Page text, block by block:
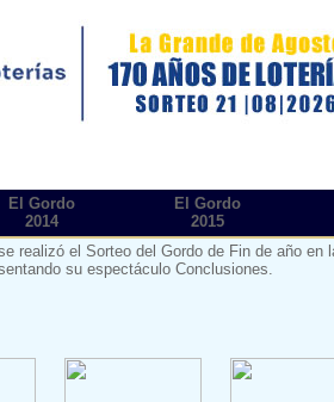
El Gordo
2014
El Gordo
2015
realizó el Sorteo del Gordo de Fin de año
su espectáculo Conclusiones.